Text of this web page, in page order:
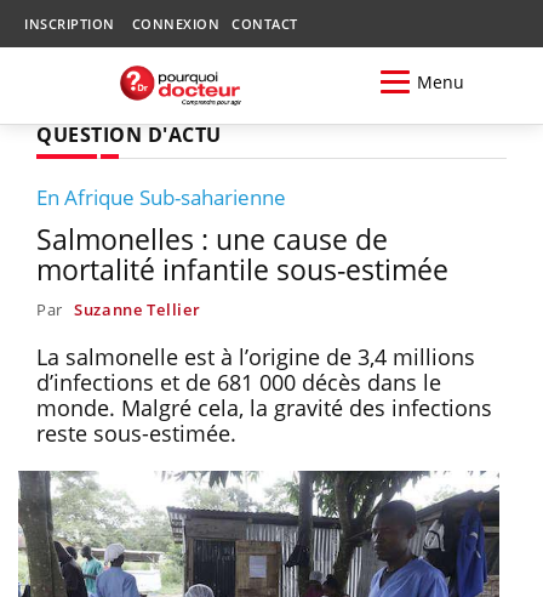
INSCRIPTION CONNEXION CONTACT
Menu
QUESTION D'ACTU
En Afrique Sub-saharienne
Salmonelles : une cause de
mortalité infantile sous-estimée
Par Suzanne Tellier
La salmonelle est à l’origine de 3,4 millions
d’infections et de 681 000 décès dans le
monde. Malgré cela, la gravité des infections
reste sous-estimée.